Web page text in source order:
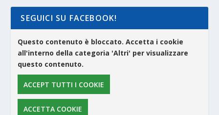
SEGUICI SU FACEBOOK!
Questo contenuto è bloccato. Accetta i cookie
all'interno della categoria 'Altri' per visualizzare
questo contenuto.
ACCEPT TUTTI I COOKIE
ACCETTA COOKIE